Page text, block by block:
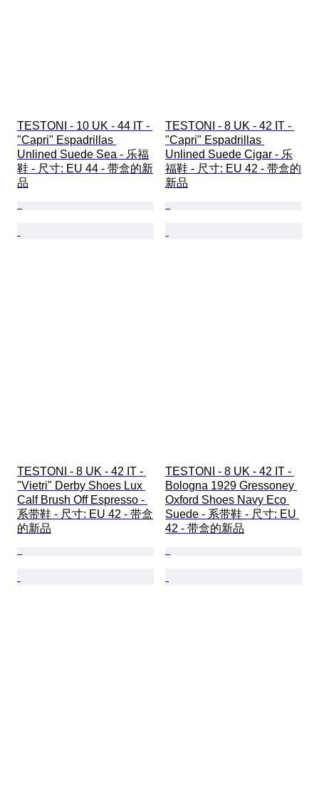
TESTONI - 10 UK - 44 IT -
"Capri" Espadrillas
Unlined Suede Sea - 乐福
鞋 - 尺寸: EU 44 - 带盒的新
品
TESTONI - 8 UK - 42 IT -
"Capri" Espadrillas
Unlined Suede Cigar - 乐
福鞋 - 尺寸: EU 42 - 带盒的
新品
TESTONI - 8 UK - 42 IT -
"Vietri" Derby Shoes Lux
Calf Brush Off Espresso -
系带鞋 - 尺寸: EU 42 - 带盒
的新品
TESTONI - 8 UK - 42 IT -
Bologna 1929 Gressoney
Oxford Shoes Navy Eco
Suede - 系带鞋 - 尺寸: EU
42 - 带盒的新品